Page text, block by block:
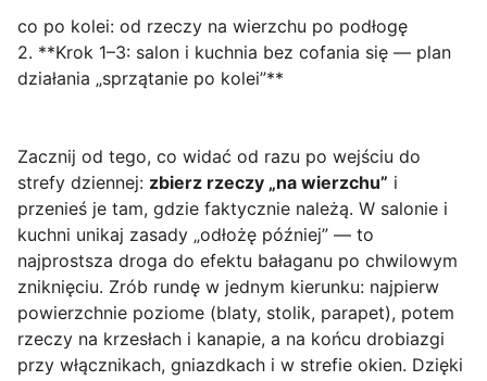
co po kolei: od rzeczy na wierzchu po podłogę
2. **Krok 1–3: salon i kuchnia bez cofania się — plan
działania „sprzątanie po kolei”**
Zacznij od tego, co widać od razu po wejściu do
strefy dziennej: zbierz rzeczy „na wierzchu” i
przenieś je tam, gdzie faktycznie należą. W salonie i
kuchni unikaj zasady „odłożę później” — to
najprostsza droga do efektu bałaganu po chwilowym
zniknięciu. Zrób rundę w jednym kierunku: najpierw
powierzchnie poziome (blaty, stolik, parapet), potem
rzeczy na krzesłach i kanapie, a na końcu drobiazgi
przy włącznikach, gniazdkach i w strefie okien. Dzięki